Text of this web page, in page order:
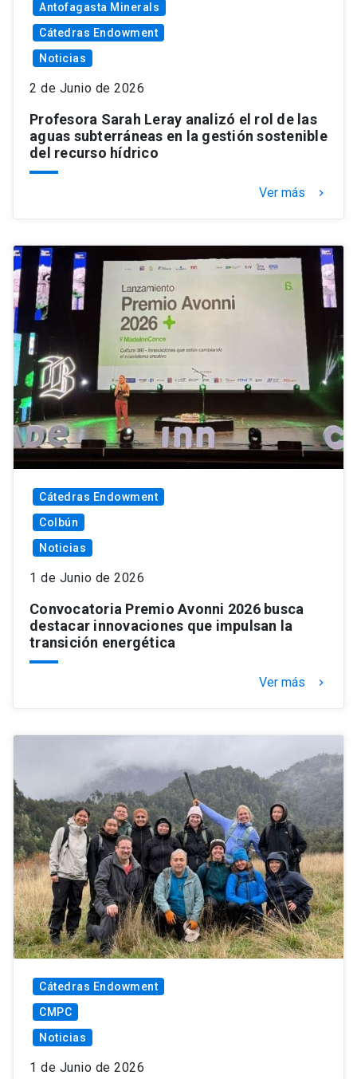
Antofagasta Minerals
Cátedras Endowment
Noticias
2 de Junio de 2026
Profesora Sarah Leray analizó el rol de las
aguas subterráneas en la gestión sostenible
del recurso hídrico
Ver más keyboard_arrow_right
Cátedras Endowment
Colbún
Noticias
1 de Junio de 2026
Convocatoria Premio Avonni 2026 busca
destacar innovaciones que impulsan la
transición energética
Ver más keyboard_arrow_right
Cátedras Endowment
CMPC
Noticias
1 de Junio de 2026